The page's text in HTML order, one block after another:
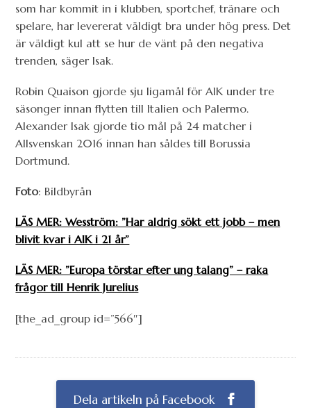
som har kommit in i klubben, sportchef, tränare och
spelare, har levererat väldigt bra under hög press. Det
är väldigt kul att se hur de vänt på den negativa
trenden, säger Isak.
Robin Quaison gjorde sju ligamål för AIK under tre
säsonger innan flytten till Italien och Palermo.
Alexander Isak gjorde tio mål på 24 matcher i
Allsvenskan 2016 innan han såldes till Borussia
Dortmund.
Foto: Bildbyrån
LÄS MER: Wesström: ”Har aldrig sökt ett jobb – men
blivit kvar i AIK i 21 år”
LÄS MER: ”Europa törstar efter ung talang” – raka
frågor till Henrik Jurelius
[the_ad_group id=”566″]
Dela artikeln på Facebook